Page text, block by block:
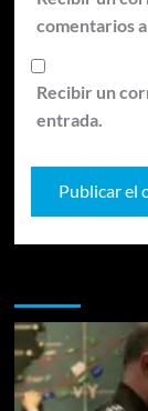
comentarios
Recibir un
entrada.